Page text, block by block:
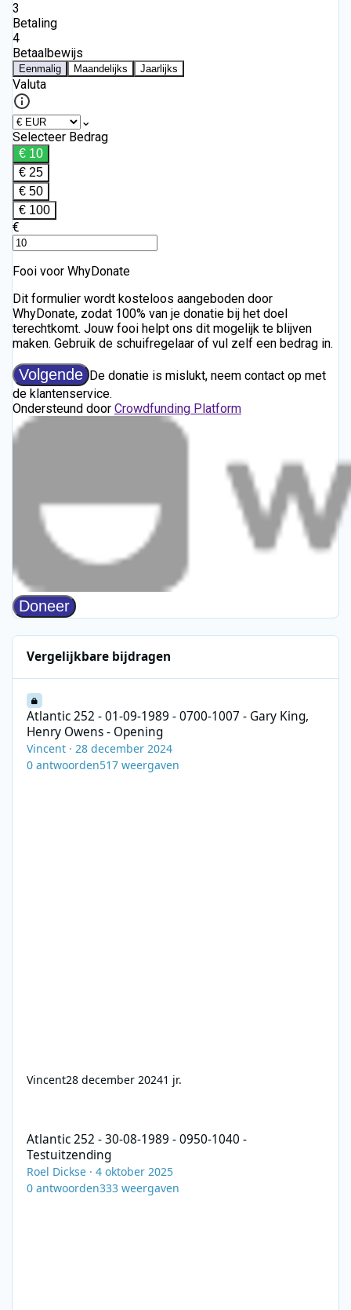
Vergelijkbare bijdragen
Atlantic 252 - 01-09-1989 - 0700-1007 - Gary King,
Henry Owens - Opening
Vincent ·28 december 2024
0 antwoorden517 weergaven
Vincent28 december 20241 jr.
Atlantic 252 - 30-08-1989 - 0950-1040 -
Testuitzending
Roel Dickse ·4 oktober 2025
0 antwoorden333 weergaven